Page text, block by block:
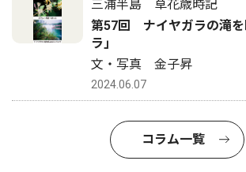
三浦半島 草花歳時記
第57回 ナイヤガラの滝を
ラ｣
文・写真 金子昇
2024.06.07
コラム一覧